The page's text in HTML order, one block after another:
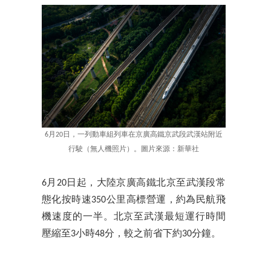
6月20日，一列動車組列車在京廣高鐵京武段武漢站附近
行駛（無人機照片）。圖片來源：新華社
6月20日起，大陸京廣高鐵北京至武漢段常
態化按時速350公里高標營運，約為民航飛
機速度的一半。北京至武漢最短運行時間
壓縮至3小時48分，較之前省下約30分鐘。